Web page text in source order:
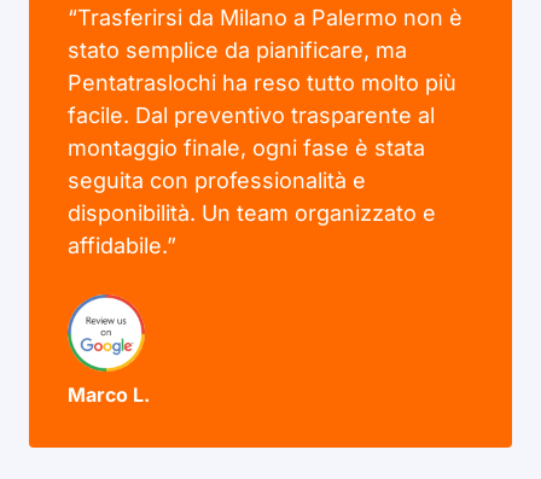
“Trasferirsi da Milano a Palermo non è
stato semplice da pianificare, ma
Pentatraslochi ha reso tutto molto più
facile. Dal preventivo trasparente al
montaggio finale, ogni fase è stata
seguita con professionalità e
disponibilità. Un team organizzato e
affidabile.”
Marco L.